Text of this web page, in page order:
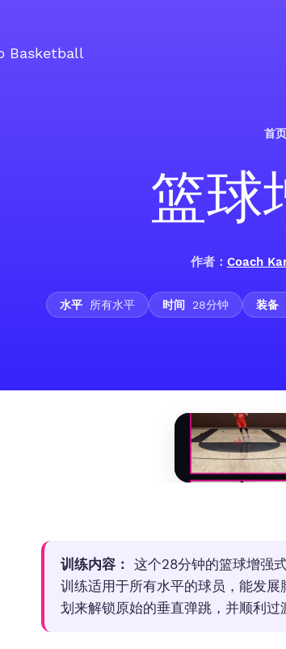
Basketball
首页
篮球
作者： Coach
水平 所有水平 时间 28分钟 装备
训练内容： 这个28分钟的篮球增强
训练适用于所有水平的球员，能发
划来解锁原始的垂直弹跳，并顺利过